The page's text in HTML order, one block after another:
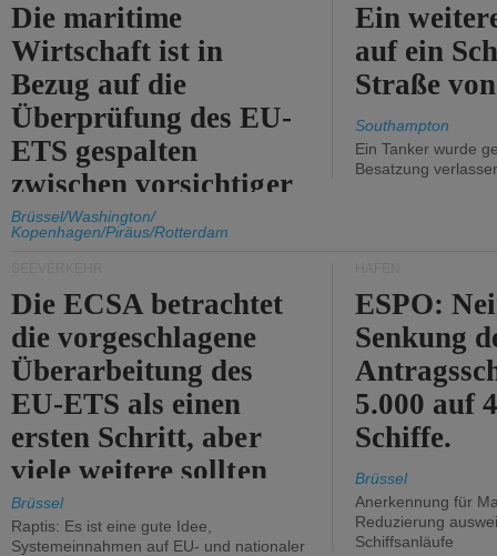
Die maritime
Wirtschaft ist in
Bezug auf die
Überprüfung des EU-
ETS gespalten
zwischen vorsichtiger
Unterstützung und
Kritik.
Brüssel/Washington/
Kopenhagen/Piräus/Rotterdam
Ein
auf ein
Straße
Southampton
Ein Tanker wurde
Besatzung
Die ECSA betrachtet
die vorgeschlagene
Überarbeitung des
EU-ETS als einen
ersten Schritt, aber
viele weitere sollten
folgen.
Brüssel
Raptis: Es ist eine gute Idee,
Systemeinnahmen auf EU- und nationaler
ESPO:
Senkung
5.000 auf
Schiffe.
Brüssel
Anerkennung für
Reduzierung
Schiffsanläufe